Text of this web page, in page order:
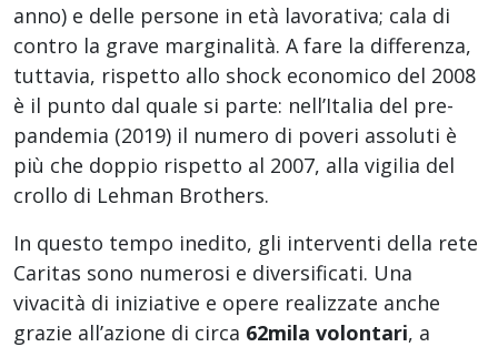
anno) e delle persone in età lavorativa; cala di
contro la grave marginalità. A fare la differenza,
tuttavia, rispetto allo shock economico del 2008
è il punto dal quale si parte: nell’Italia del pre-
pandemia (2019) il numero di poveri assoluti è
più che doppio rispetto al 2007, alla vigilia del
crollo di Lehman Brothers.
In questo tempo inedito, gli interventi della rete
Caritas sono numerosi e diversificati. Una
vivacità di iniziative e opere realizzate anche
grazie all’azione di circa 62mila volontari, a